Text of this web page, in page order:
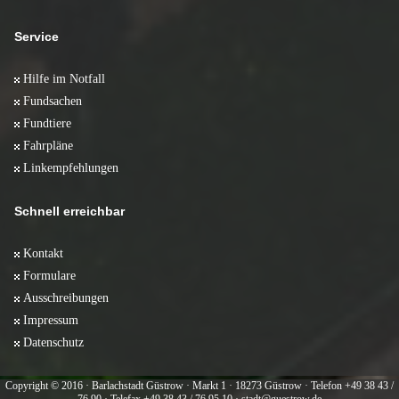
Service
Hilfe im Notfall
Fundsachen
Fundtiere
Fahrpläne
Linkempfehlungen
Schnell erreichbar
Kontakt
Formulare
Ausschreibungen
Impressum
Datenschutz
Copyright © 2016 · Barlachstadt Güstrow · Markt 1 · 18273 Güstrow · Telefon +49 38 43 /